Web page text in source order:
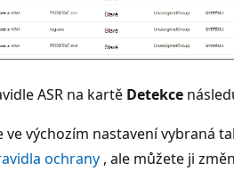
ASR na kartě Detekce
ve výchozím nastavení vybraná
ochrany , ale můžete ji